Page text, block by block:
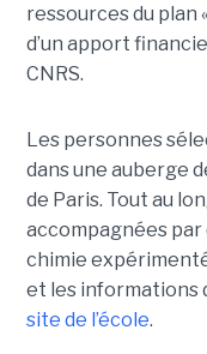
ressources du plan
d’un apport
CNRS.
Les personnes
dans une auberge
de Paris. Tout au
accompagnées par
chimie
et les informations
site de l’école.